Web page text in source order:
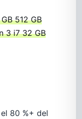
512 GB
3 i7 32 GB
80 %+ del